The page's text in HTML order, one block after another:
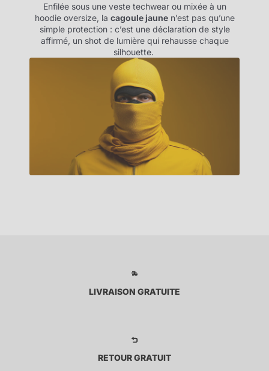
Enfilée sous une veste techwear ou mixée à un
hoodie oversize, la cagoule jaunen’est pas qu’une
simple protection : c’est une déclaration de style
affirmé, un shot de lumière qui rehausse chaque
silhouette.
LIVRAISON GRATUITE
RETOUR GRATUIT